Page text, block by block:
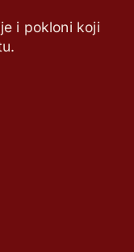
i pokloni koji